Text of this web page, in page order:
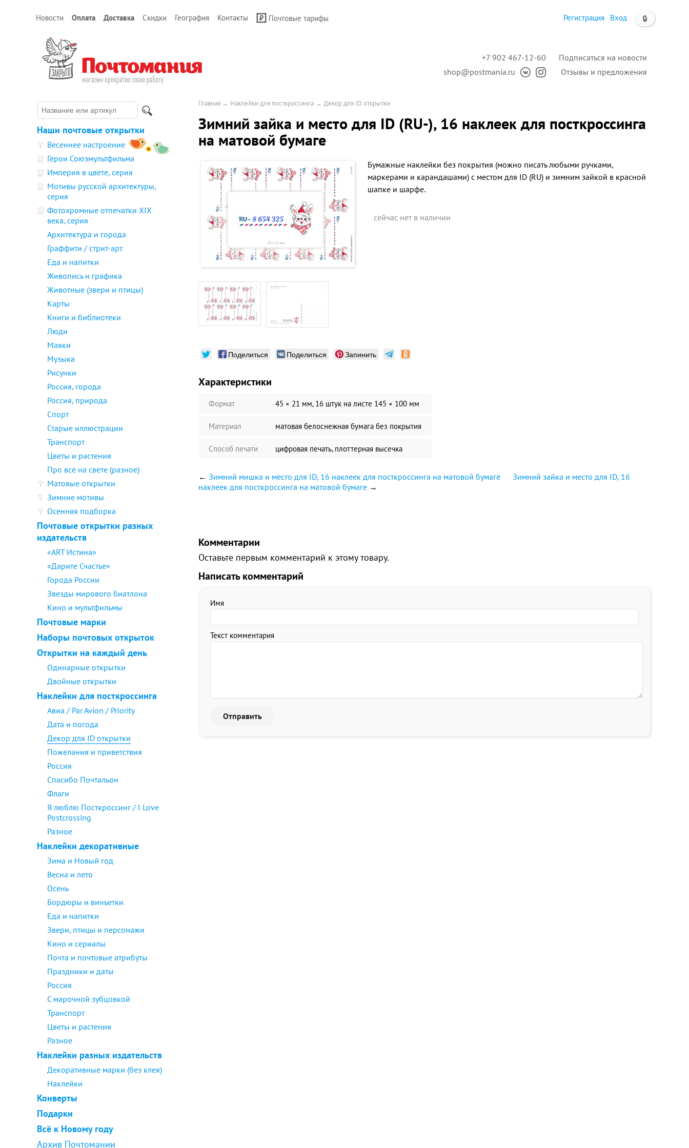
Новости Оплата Доставка Скидки География Контакты Почтовые тарифы 🔒
Регистрация Вход
Подписаться на новости
Отзывы и предложения
+7 902 467-12-60
shop@postmania.ru
Наши почтовые открытки
Весеннее настроение
Герои Союзмультфильма
Империя в цвете, серия
Мотивы русской архитектуры,
серия
Фотохромные отпечатки XIX
века, серия
Архитектура и города
Граффити / стрит-арт
Еда и напитки
Живопись и графика
Животные (звери и птицы)
Карты
Книги и библиотеки
Люди
Маяки
Музыка
Рисунки
Россия, города
Россия, природа
Спорт
Старые иллюстрации
Транспорт
Цветы и растения
Про всё на свете (разное)
Матовые открытки
Зимние мотивы
Осенняя подборка
Почтовые открытки разных
издательств
«ART Истина»
«Дарите Счастье»
Города России
Звезды мирового биатлона
Кино и мультфильмы
Почтовые марки
Наборы почтовых открыток
Открытки на каждый день
Одинарные открытки
Двойные открытки
Наклейки для посткроссинга
Авиа / Par Avion / Priority
Дата и погода
Декор для ID открытки
Пожелания и приветствия
Россия
Спасибо Почтальон
Флаги
Я люблю Посткроссинг / I Love
Postcrossing
Разное
Наклейки декоративные
Зима и Новый год
Весна и лето
Осень
Бордюры и виньетки
Еда и напитки
Звери, птицы и персонажи
Кино и сериалы
Почта и почтовые атрибуты
Праздники и даты
Россия
С марочной зубцовкой
Транспорт
Цветы и растения
Разное
Наклейки разных издательств
Декоративные марки (без клея)
Наклейки
Конверты
Подарки
Всё к Новому году
Архив Почтомании
Главная → Наклейки для посткроссинга → Декор для ID открытки
Зимний зайка и место для ID (RU-), 16 наклеек для посткроссинга
на матовой бумаге
Бумажные наклейки без покрытия (можно писать любыми ручками,
маркерами и карандашами) с местом для ID (RU) и зимним зайкой в красной
шапке и шарфе.
сейчас нет в наличии
Поделиться Поделиться Запинить
Характеристики
Формат 45 × 21 мм, 16 штук на листе 145 × 100 мм
Материал матовая белоснежная бумага без покрытия
Способ печати цифровая печать, плоттерная высечка
← Зимний мишка и место для ID, 16 наклеек для посткроссинга на матовой бумаге
Зимний зайка и место для ID, 16
наклеек для посткроссинга на матовой бумаге →
Комментарии
Оставьте первым комментарий к этому товару.
Написать комментарий
Имя
Текст комментария